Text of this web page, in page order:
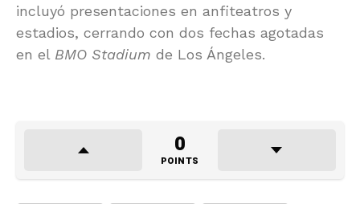
incluyó presentaciones en anfiteatros y
estadios, cerrando con dos fechas agotadas
en el BMO Stadium de Los Ángeles.
0
POINTS